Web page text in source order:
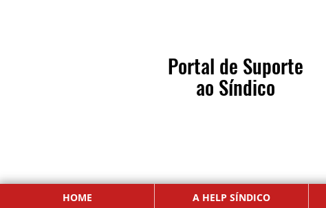
Portal de Suporte
ao Síndico
Paulo | Campinas | Ribeirão Preto
HOME A HELP SÍNDICO